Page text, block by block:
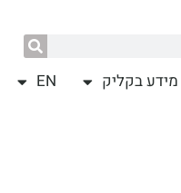
מידע בקליק EN